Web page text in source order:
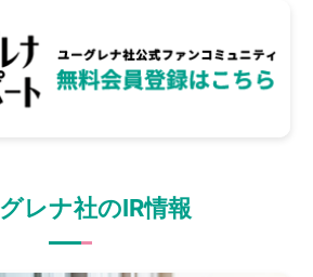
レナ社のIR情報